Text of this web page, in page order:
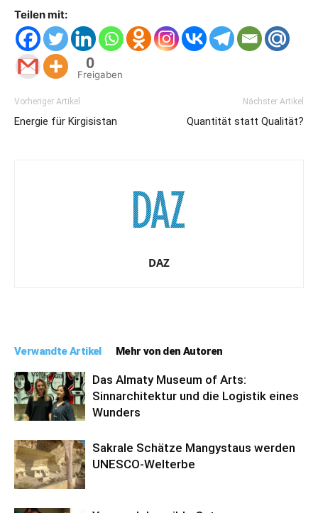
Teilen mit:
0
Freigaben
Vorheriger Artikel
Energie für Kirgisistan
Nächster Artikel
Quantität statt Qualität?
DAZ
Verwandte Artikel Mehr von den Autoren
Das Almaty Museum of Arts:
Sinnarchitektur und die Logistik eines
Wunders
Sakrale Schätze Mangystaus werden
UNESCO-Welterbe